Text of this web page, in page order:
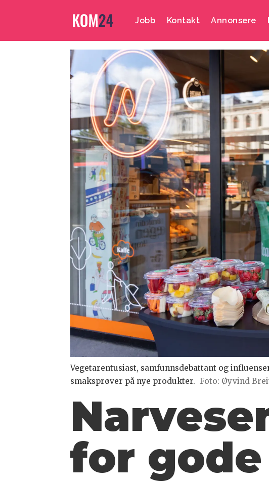
Jobb Kontakt Annonsere
Vegetarentusiast, samfunnsdebattant og
smaksprøver på nye produkter. Foto: Øyvind
for